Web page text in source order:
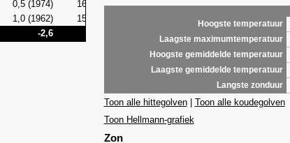
0,5 (1974) 16,0 (1979) 8,6 (2006) 21,8(2026)
1,0 (1962) 15,7 (1981)
-2,6
Hoogste temperatuur
Laagste maximumtemperatuur
Hoogste gemiddelde temperatuur
Laagste gemiddelde temperatuur
Langste zonduur
Toon alle hittegolven| Toon alle koudegolven
Toon Hellmann-grafiek
Zon